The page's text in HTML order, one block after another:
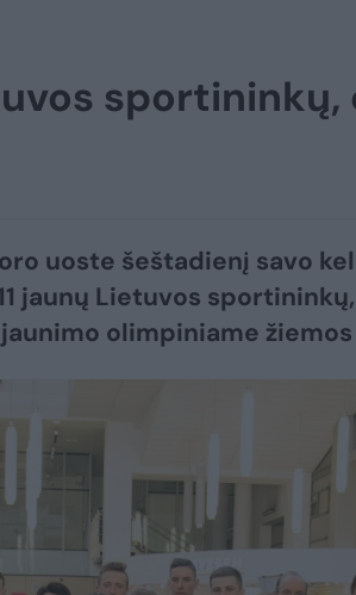
sportininkų,
uoste šeštadienį savo
jaunų Lietuvos
olimpiniame